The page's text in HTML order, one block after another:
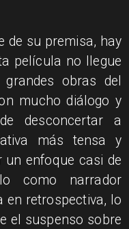
de su premisa, hay
película no llegue
obras del
mucho diálogo y
desconcertar a
más tensa y
un enfoque casi de
como narrador
en retrospectiva, lo
el suspenso sobre